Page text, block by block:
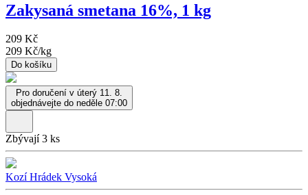
Zakysaná smetana 16%, 1 kg
209 Kč
209 Kč/kg
Do košíku
Pro doručení v úterý 11. 8.
objednávejte do neděle 07:00
Zbývají 3 ks
Kozí Hrádek Vysoká